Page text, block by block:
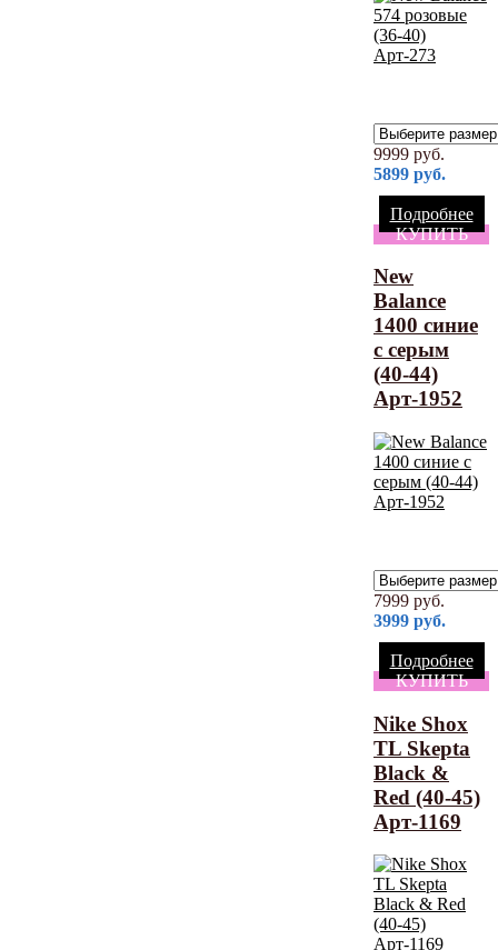
9999 руб.
5899 руб.
Подробнее
КУПИТЬ
New
Balance
1400 синие
с серым
(40-44)
Арт-1952
7999 руб.
3999 руб.
Подробнее
КУПИТЬ
Nike Shox
TL Skepta
Black &
Red (40-45)
Арт-1169